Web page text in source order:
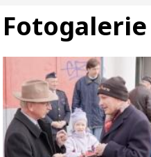
Fotogalerie